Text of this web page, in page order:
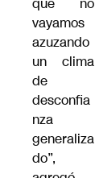
que no
vayamos
azuzando
un clima
de
desconfia
nza
generaliza
do”,